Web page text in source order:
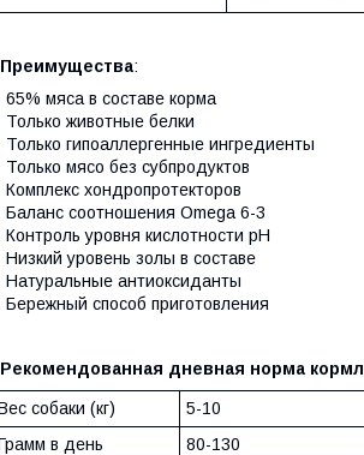
:
65% мяса в составе корма
Только животные белки
Только гипоаллергенные ингредиенты
Только мясо без субпродуктов
Комплекс хондропротекторов
Баланс соотношения Omega 6-3
Контроль уровня кислотности рН
Низкий уровень золы в составе
Натуральные антиоксиданты
Бережный способ приготовления
дневная норма
собаки (кг) 5-10
в день
80-130